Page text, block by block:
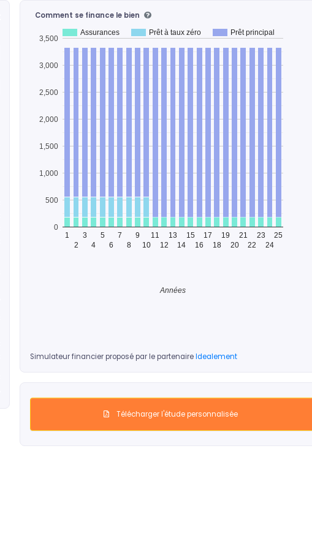
Comment se finance le bien
Assurances Prêt à taux zéro Prêt principal
1
2
3
4
5
6
7
8
9
10
11
12
13
14
15
16
17
18
19
20
21
22
23
24
25
0
500
1,000
1,500
2,000
2,500
3,000
3,500
Années
Simulateur financier proposé par le partenaireIdealement
Télécharger l'étude personnalisée